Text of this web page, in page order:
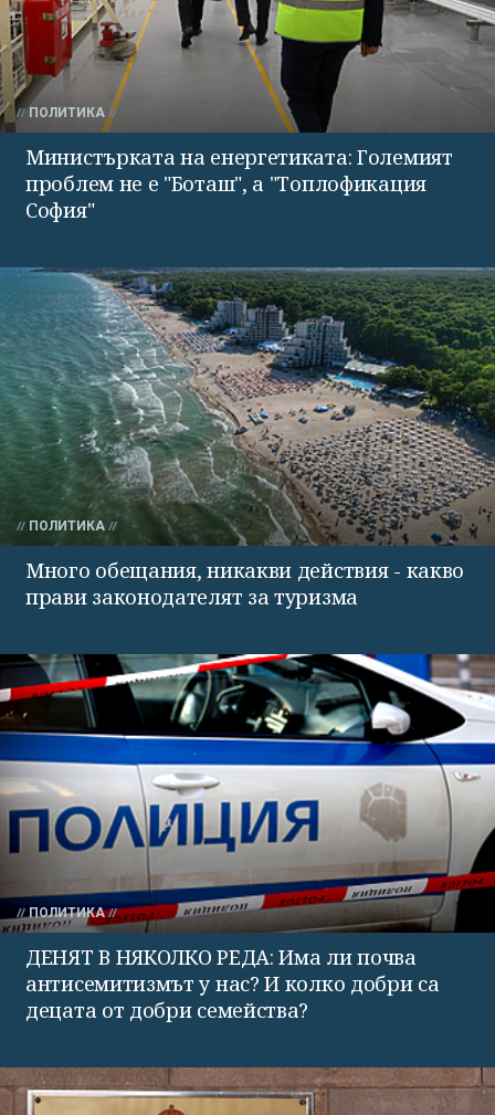
ПОЛИТИКА
Министърката на енергетиката: Големият
проблем не е "Боташ", а "Топлофикация
София"
ПОЛИТИКА
Много обещания, никакви действия - какво
прави законодателят за туризма
ПОЛИТИКА
ДЕНЯТ В НЯКОЛКО РЕДА: Има ли почва
антисемитизмът у нас? И колко добри са
децата от добри семейства?